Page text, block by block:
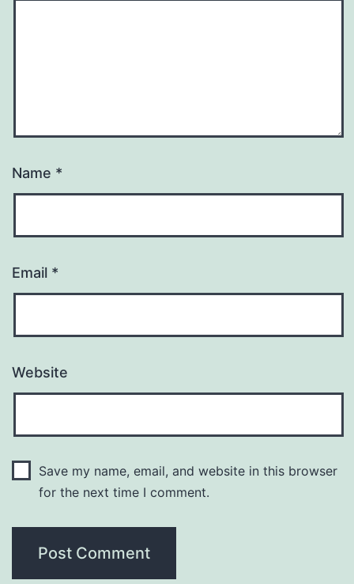
Name *
Email *
Website
Save my name, email, and website in this browser
for the next time I comment.